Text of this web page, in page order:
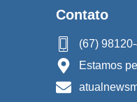
Contato
(67)
Estamos